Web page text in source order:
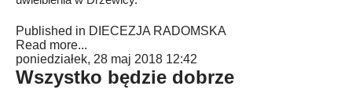
Published in DIECEZJA RADOMSKA
Read more...
poniedziałek, 28 maj 2018 12:42
Wszystko będzie dobrze